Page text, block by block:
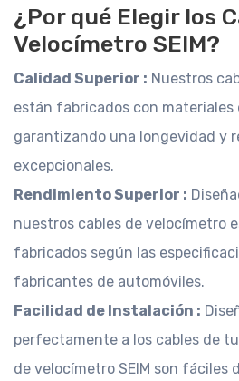
¿Por qué Elegir los
Velocímetro SEIM?
Calidad Superior : Nuestros
están fabricados con materiales
garantizando una longevidad y
excepcionales.
Rendimiento Superior :
nuestros cables de velocímetro
fabricados según las
fabricantes de automóviles.
Facilidad de Instalación :
perfectamente a los cables de
de velocímetro SEIM son fáciles